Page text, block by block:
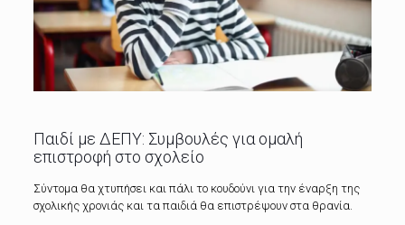
Παιδί με ΔΕΠΥ: Συμβουλές για ομαλή
επιστροφή στο σχολείο
Σύντομα θα χτυπήσει και πάλι το κουδούνι για την έναρξη της
σχολικής χρονιάς και τα παιδιά θα επιστρέψουν στα θρανία.